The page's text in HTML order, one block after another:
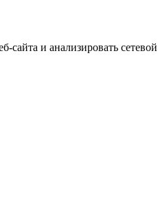
и анализировать